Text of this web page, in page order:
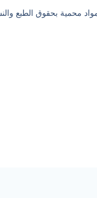
مواد محمية بحقوق الطبع